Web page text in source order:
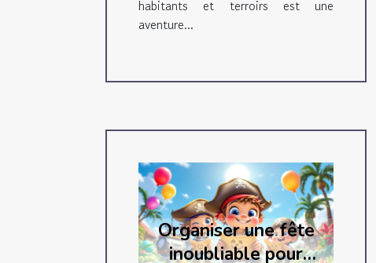
habitants et terroirs est une
aventure...
Organiser une fête
inoubliable pour